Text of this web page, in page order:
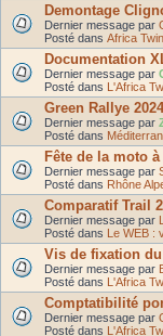
Demontage
Dernier message par
Posté dans Africa
Documentation
Dernier message par
Posté dans L'Africa
Green Rallye 2024
Dernier message par
Posté dans
Fête de la moto
Dernier message par
Posté dans Rhône
Comparatif Trail
Dernier message par
Posté dans Le WEB :
Vis de fixation
Dernier message par
Posté dans L'Africa
Comptatibilité
Dernier message par
Posté dans L'Africa